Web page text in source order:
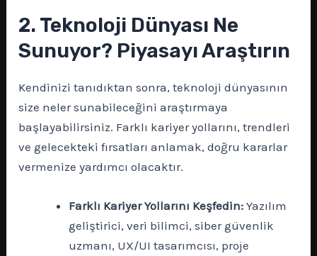
2. Teknoloji Dünyası Ne
Sunuyor? Piyasayı Araştırın
Kendinizi tanıdıktan sonra, teknoloji dünyasının
size neler sunabileceğini araştırmaya
başlayabilirsiniz. Farklı kariyer yollarını, trendleri
ve gelecekteki fırsatları anlamak, doğru kararlar
vermenize yardımcı olacaktır.
Farklı Kariyer Yollarını Keşfedin: Yazılım
geliştirici, veri bilimci, siber güvenlik
uzmanı, UX/UI tasarımcısı, proje